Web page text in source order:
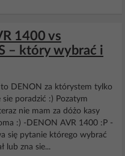
1400 vs
– który wybrać i
to DENON za którystem tylko
poradzić :) Pozatym
nie mam za dóżo kasy
:) -DENON AVR 1400 :P -
się pytanie którego wybrać
lub zna sie...